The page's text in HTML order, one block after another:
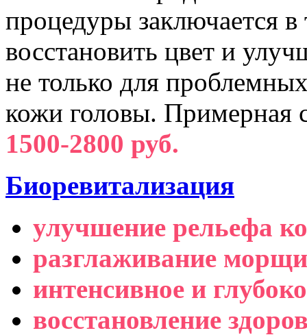
процедуры заключается
восстановить цвет и
не только для
кожи головы. Примерная
1500-2800 руб.
Биоревитализация
улучшение рельефа
разглаживание
интенсивное и
восстановление